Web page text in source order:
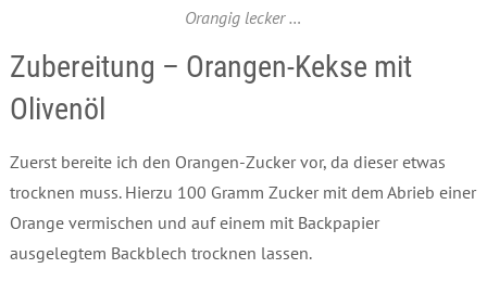
Orangig lecker …
Zubereitung – Orangen-Kekse mit
Olivenöl
Zuerst bereite ich den Orangen-Zucker vor, da dieser etwas
trocknen muss. Hierzu 100 Gramm Zucker mit dem Abrieb einer
Orange vermischen und auf einem mit Backpapier
ausgelegtem Backblech trocknen lassen.